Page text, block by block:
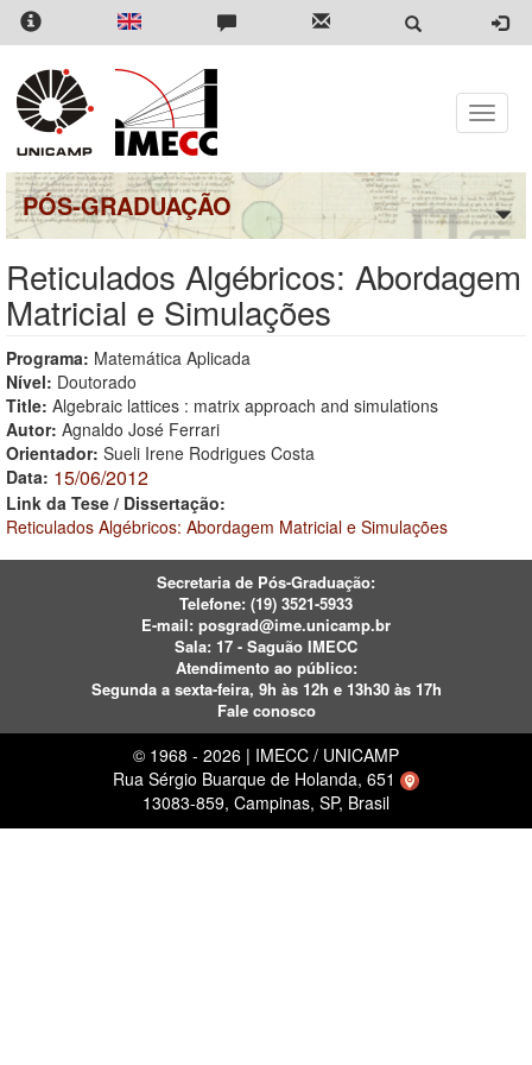
Pular
para
conteúdo
principal
Toggle
PÓS-GRADUAÇÃO
Reticulados Algébricos: Abordagem
Matricial e Simulações
Programa: Matemática Aplicada
Nível: Doutorado
Title: Algebraic lattices : matrix approach and simulations
Autor: Agnaldo José Ferrari
Orientador: Sueli Irene Rodrigues Costa
Data: 15/06/2012
Link da Tese / Dissertação:
Reticulados Algébricos: Abordagem Matricial e Simulações
Secretaria de Pós-Graduação:
Telefone: (19) 3521-5933
E-mail: posgrad@ime.unicamp.br
Sala: 17 - Saguão IMECC
Atendimento ao público:
Segunda a sexta-feira, 9h às 12h e 13h30 às 17h
Fale conosco
© 1968 - 2026 | IMECC / UNICAMP
Rua Sérgio Buarque de Holanda, 651
13083-859, Campinas, SP, Brasil